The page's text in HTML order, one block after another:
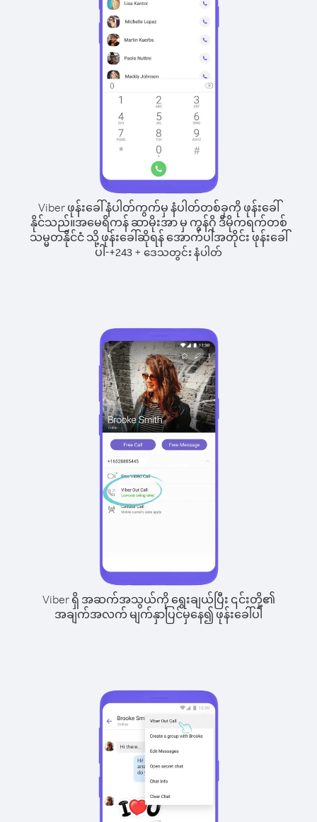
Viber ဖုန်းခေါ်နံပါတ်ကွက်မှ နံပါတ်တစ်ခုကို ဖုန်းခေါ်
နိုင်သည်။အမေရိကန် ဆာမိုးအာ မှ ကွန်ဂို ဒီမိုကရက်တစ်
သမ္မတနိုင်ငံ သို့ ဖုန်းခေါ်ဆိုရန် အောက်ပါအတိုင်း ဖုန်းခေါ်
ပါ-+243 + ဒေသတွင်း နံပါတ်
Viber ရှိ အဆက်အသွယ်ကို ရွေးချယ်ပြီး ၎င်းတို့၏
အချက်အလက် မျက်နှာပြင်မှနေ၍ ဖုန်းခေါ်ပါ